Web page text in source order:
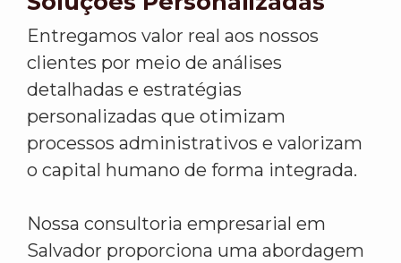
Entregamos valor real aos nossos
clientes por meio de análises
detalhadas e estratégias
personalizadas que otimizam
processos administrativos e valorizam
o capital humano de forma integrada.
Nossa consultoria empresarial em
Salvador proporciona uma abordagem